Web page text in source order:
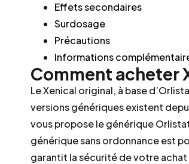
Effets secondaires
Surdosage
Précautions
Informations
Comment acheter
Le Xenical original, à base
versions génériques existent
vous propose le générique
générique sans ordonnance est
garantit la sécurité de votre